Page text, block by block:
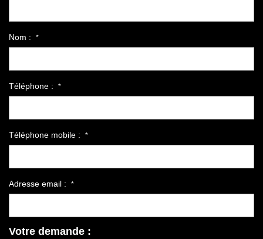
Nom : *
Téléphone : *
Téléphone mobile : *
Adresse email : *
Votre demande :